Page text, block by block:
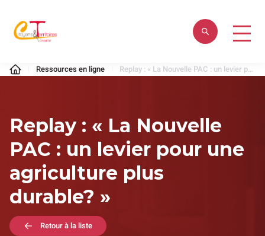
contenu
Citoyens
&
Ressources en ligne Replay : « La Nouvelle PAC : un levier pour une agriculture plus durable? »
Replay : « La Nouvelle
PAC : un levier pour une
agriculture plus
durable? »
Retour à la liste